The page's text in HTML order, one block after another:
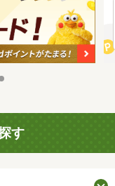
す